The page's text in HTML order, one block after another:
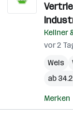
Kellner
vor 2
Wels
ab
Merken